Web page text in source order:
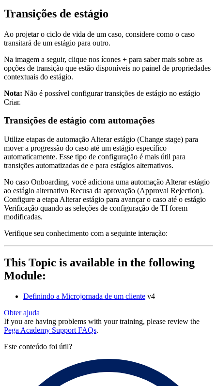
Transições de estágio
Ao projetar o ciclo de vida de um caso, considere como o caso
transitará de um estágio para outro.
Na imagem a seguir, clique nos ícones + para saber mais sobre as
opções de transição que estão disponíveis no painel de propriedades
contextuais do estágio.
Nota: Não é possível configurar transições de estágio no estágio
Criar.
Transições de estágio com automações
Utilize etapas de automação Alterar estágio (Change stage) para
mover a progressão do caso até um estágio específico
automaticamente. Esse tipo de configuração é mais útil para
transições automatizadas de e para estágios alternativos.
No caso Onboarding, você adiciona uma automação Alterar estágio
ao estágio alternativo Recusa da aprovação (Approval Rejection).
Configure a etapa Alterar estágio para avançar o caso até o estágio
Verificação quando as seleções de configuração de TI forem
modificadas.
Verifique seu conhecimento com a seguinte interação:
This Topic is available in the following
Module:
Definindo a Microjornada de um cliente v4
Obter ajuda
If you are having problems with your training, please review the
Pega Academy Support FAQs.
Este conteúdo foi útil?